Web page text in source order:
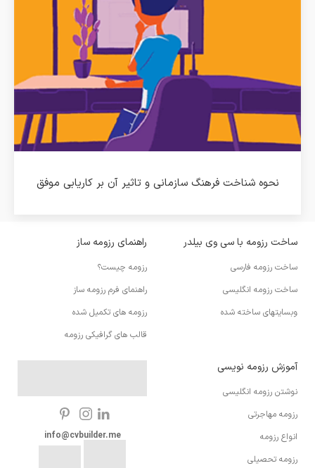
نحوه شناخت فرهنگ سازمانی و تاثیر آن بر کاریابی موفق
ساخت رزومه با سی وی بیلدر
ساخت رزومه فارسی
ساخت رزومه انگلیسی
وبسایتهای ساخته شده
راهنمای رزومه ساز
رزومه چیست؟
راهنمای فرم رزومه ساز
رزومه های تکمیل شده
قالب های گرافیکی رزومه
آموزش رزومه نویسی
نوشتن رزومه انگلیسی
رزومه مهاجرتی
انواع رزومه
رزومه تحصیلی
info@cvbuilder.me